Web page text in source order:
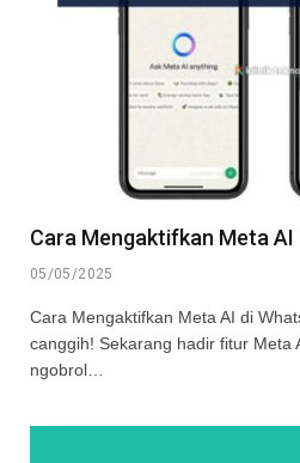
Cara Mengaktifkan Meta AI
05/05/2025
Cara Mengaktifkan Meta AI di
canggih! Sekarang hadir fitur Meta
ngobrol…